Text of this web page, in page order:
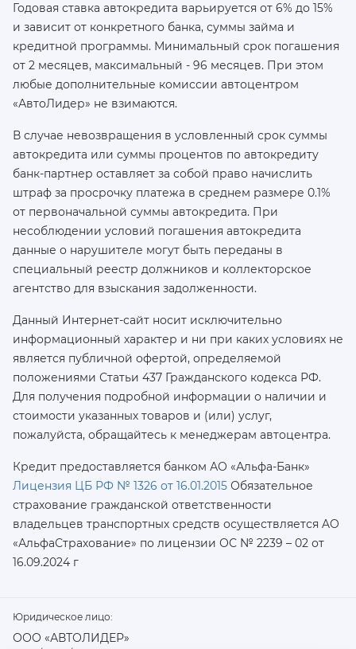
Годовая ставка автокредита варьируется от 6% до 15%
и зависит от конкретного банка, суммы займа и
кредитной программы. Минимальный срок погашения
от 2 месяцев, максимальный - 96 месяцев. При этом
любые дополнительные комиссии автоцентром
«АвтоЛидер» не взимаются.
В случае невозвращения в условленный срок суммы
автокредита или суммы процентов по автокредиту
банк-партнер оставляет за собой право начислить
штраф за просрочку платежа в среднем размере 0.1%
от первоначальной суммы автокредита. При
несоблюдении условий погашения автокредита
данные о нарушителе могут быть переданы в
специальный реестр должников и коллекторское
агентство для взыскания задолженности.
Данный Интернет-сайт носит исключительно
информационный характер и ни при каких условиях не
является публичной офертой, определяемой
положениями Статьи 437 Гражданского кодекса РФ.
Для получения подробной информации о наличии и
стоимости указанных товаров и (или) услуг,
пожалуйста, обращайтесь к менеджерам автоцентра.
Кредит предоставляется банком АО «Альфа-Банк»
Лицензия ЦБ РФ № 1326 от 16.01.2015 Обязательное
страхование гражданской ответственности
владельцев транспортных средств осуществляется AO
«АльфаСтрахование» по лицензии ОС № 2239 – 02 от
16.09.2024 г
Юридическое лицо:
ООО «АВТОЛИДЕР»